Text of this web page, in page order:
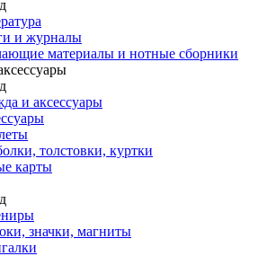
и журналы
материалы и нотные сборники
и аксессуары
толстовки, куртки
карты
значки, магниты